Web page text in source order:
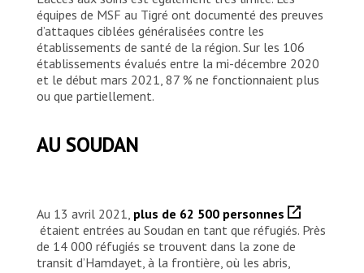
équipes de MSF au Tigré ont documenté des preuves
d’attaques ciblées généralisées contre les
établissements de santé de la région. Sur les 106
établissements évalués entre la mi-décembre 2020
et le début mars 2021, 87 % ne fonctionnaient plus
ou que partiellement.
AU SOUDAN
Au 13 avril 2021, plus de 62 500 personnes
étaient entrées au Soudan en tant que réfugiés. Près
de 14 000 réfugiés se trouvent dans la zone de
transit d’Hamdayet, à la frontière, où les abris,